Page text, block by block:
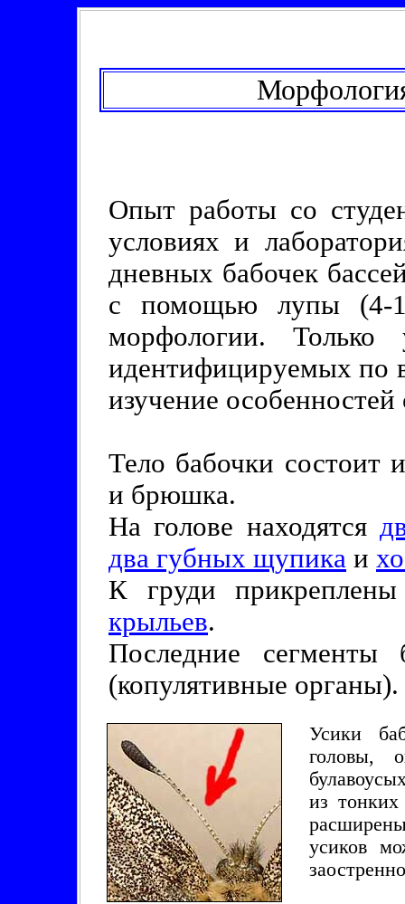
Опыт работы со
условиях и
дневных бабочек
с помощью лупы (4-
морфологии.
идентифицируемых по
изучение
Тело бабочки состоит
и брюшка.
На голове находятся
два губных щупика и
К груди
крыльев.
Последние
(копулятивные органы).
Усики
головы,
из
усиков